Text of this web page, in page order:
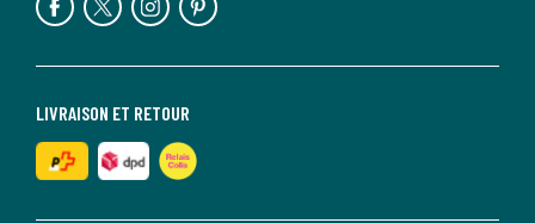
LIVRAISON ET RETOUR